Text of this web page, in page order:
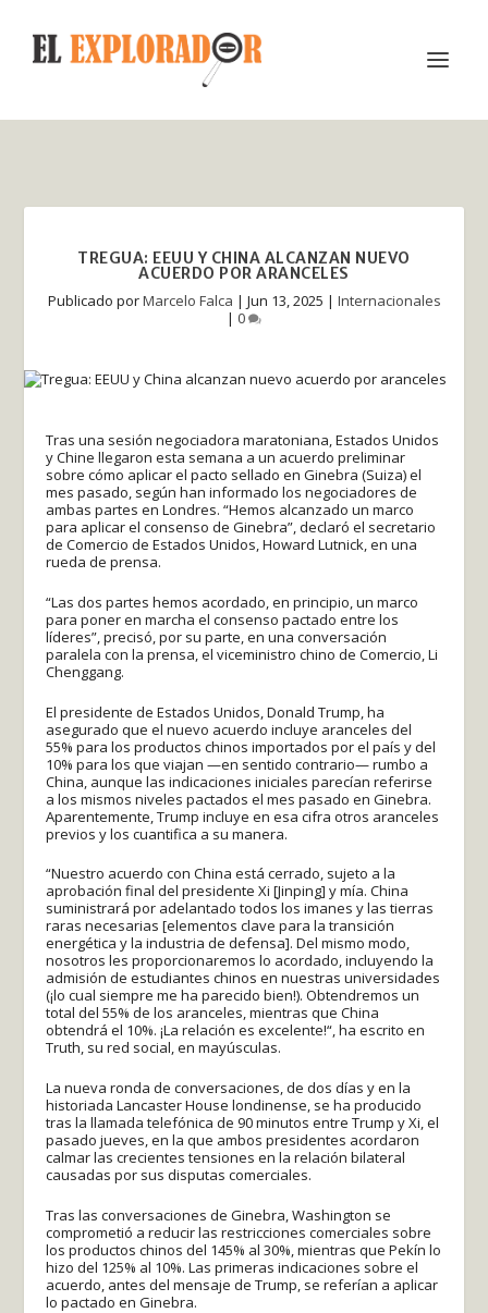
TREGUA: EEUU Y CHINA ALCANZAN NUEVO
ACUERDO POR ARANCELES
Publicado porMarcelo Falca | Jun 13, 2025 | Internacionales
| 0
Tras una sesión negociadora maratoniana, Estados Unidos
y Chine llegaron esta semana a un acuerdo preliminar
sobre cómo aplicar el pacto sellado en Ginebra (Suiza) el
mes pasado, según han informado los negociadores de
ambas partes en Londres. “Hemos alcanzado un marco
para aplicar el consenso de Ginebra”, declaró el secretario
de Comercio de Estados Unidos, Howard Lutnick, en una
rueda de prensa.
“Las dos partes hemos acordado, en principio, un marco
para poner en marcha el consenso pactado entre los
líderes”, precisó, por su parte, en una conversación
paralela con la prensa, el viceministro chino de Comercio, Li
Chenggang.
El presidente de Estados Unidos, Donald Trump, ha
asegurado que el nuevo acuerdo incluye aranceles del
55% para los productos chinos importados por el país y del
10% para los que viajan —en sentido contrario— rumbo a
China, aunque las indicaciones iniciales parecían referirse
a los mismos niveles pactados el mes pasado en Ginebra.
Aparentemente, Trump incluye en esa cifra otros aranceles
previos y los cuantifica a su manera.
“Nuestro acuerdo con China está cerrado, sujeto a la
aprobación final del presidente Xi [Jinping] y mía. China
suministrará por adelantado todos los imanes y las tierras
raras necesarias [elementos clave para la transición
energética y la industria de defensa]. Del mismo modo,
nosotros les proporcionaremos lo acordado, incluyendo la
admisión de estudiantes chinos en nuestras universidades
(¡lo cual siempre me ha parecido bien!). Obtendremos un
total del 55% de los aranceles, mientras que China
obtendrá el 10%. ¡La relación es excelente!“, ha escrito en
Truth, su red social, en mayúsculas.
La nueva ronda de conversaciones, de dos días y en la
historiada Lancaster House londinense, se ha producido
tras la llamada telefónica de 90 minutos entre Trump y Xi, el
pasado jueves, en la que ambos presidentes acordaron
calmar las crecientes tensiones en la relación bilateral
causadas por sus disputas comerciales.
Tras las conversaciones de Ginebra, Washington se
comprometió a reducir las restricciones comerciales sobre
los productos chinos del 145% al 30%, mientras que Pekín lo
hizo del 125% al 10%. Las primeras indicaciones sobre el
acuerdo, antes del mensaje de Trump, se referían a aplicar
lo pactado en Ginebra.